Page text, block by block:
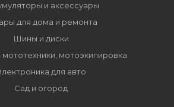
и аксессуары
для дома и ремонта
Шины и диски
мототехники, мотоэкипировка
для авто
Сад и огород